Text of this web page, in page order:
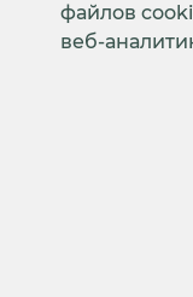
файлов
веб-